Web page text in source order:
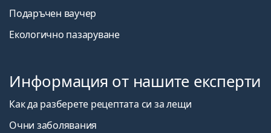
Подаръчен ваучер
Екологично пазаруване
Информация от нашите експерти
Как да разберете рецептата си за лещи
Очни заболявания